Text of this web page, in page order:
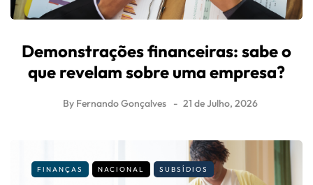
Demonstrações financeiras: sabe o
que revelam sobre uma empresa?
By Fernando Gonçalves 21 de Julho, 2026
FINANÇAS NACIONAL SUBSÍDIOS